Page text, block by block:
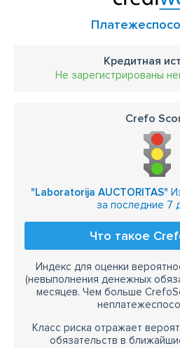
Кредитная
Не зарегистрированы
Crefo
"Laboratorija AUCTORITAS"
за последние 7
Что такое
Индекс для оценки
(невыполнения денежных
месяцев. Чем больше
Класс риска отражает
обязательств в